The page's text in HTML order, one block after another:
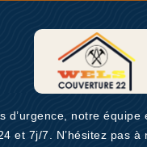
d’urgence, notre équipe
et 7j/7. N’hésitez pas à